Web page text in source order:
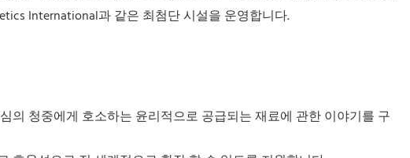
International과 같은 최첨단 시설을 운영합니다.
의 청중에게 호소하는 윤리적으로 공급되는 재료에 관한 이야기를 구